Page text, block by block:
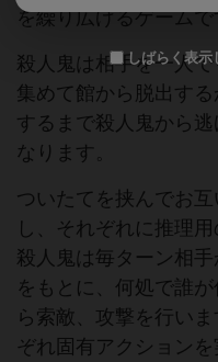
を繰り広げるゲーム
殺人鬼は相手を一人
集めて館から脱出す
するまで殺人鬼から
なります。
ついたてを挟んでお
し、それぞれに推理
殺人鬼は毎ターン相
をもとに、何処で誰
ら索敵、攻撃を行い
ぞれ固有アクション
しばらく表示